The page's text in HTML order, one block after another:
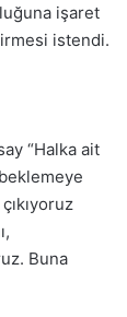
işaret
istendi.
“Halka ait
Buna